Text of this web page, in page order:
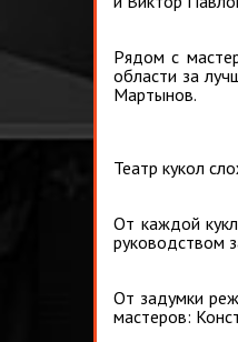
Рядом с
области за
Мартынов.
Театр кукол
От каждой
руководством
От задумки
мастеров: